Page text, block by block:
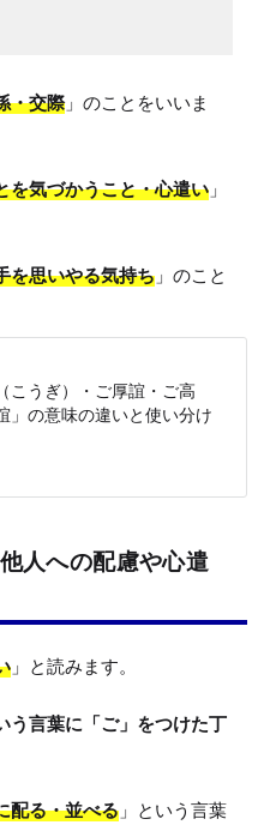
・交際」のことをいいま
を気づかうこと・心遣い 」
を思いやる気持ち 」のこと
こうぎ）・ご厚誼・ご高
」の意味の違いと使い分け
人への配慮や心遣
」と読みます。
う言葉に「ご」をつけた丁
配る・並べる 」という言葉